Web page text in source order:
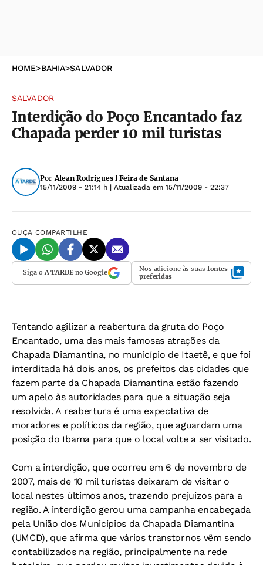
HOME>BAHIA>SALVADOR
SALVADOR
Interdição do Poço Encantado faz
Chapada perder 10 mil turistas
Por Alean Rodrigues l Feira de Santana
15/11/2009 - 21:14 h | Atualizada em 15/11/2009 - 22:37
OUÇA COMPARTILHE
Siga oA TARDEno Google Nos adicione às suas fontes
preferidas
Tentando agilizar a reabertura da gruta do Poço
Encantado, uma das mais famosas atrações da
Chapada Diamantina, no município de Itaetê, e que foi
interditada há dois anos, os prefeitos das cidades que
fazem parte da Chapada Diamantina estão fazendo
um apelo às autoridades para que a situação seja
resolvida. A reabertura é uma expectativa de
moradores e políticos da região, que aguardam uma
posição do Ibama para que o local volte a ser visitado.
Com a interdição, que ocorreu em 6 de novembro de
2007, mais de 10 mil turistas deixaram de visitar o
local nestes últimos anos, trazendo prejuízos para a
região. A interdição gerou uma campanha encabeçada
pela União dos Municípios da Chapada Diamantina
(UMCD), que afirma que vários transtornos vêm sendo
contabilizados na região, principalmente na rede